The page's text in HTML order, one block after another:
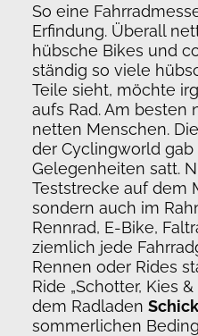
So eine
Erfindung. Überall
hübsche Bikes und
ständig so viele
Teile sieht, möchte
aufs Rad. Am besten
netten Menschen.
der Cyclingworld gab
Gelegenheiten satt.
Teststrecke auf dem
sondern auch im
Rennrad, E-Bike,
ziemlich jede
Rennen oder Rides
Ride „Schotter, Kies
dem Radladen
sommerlichen